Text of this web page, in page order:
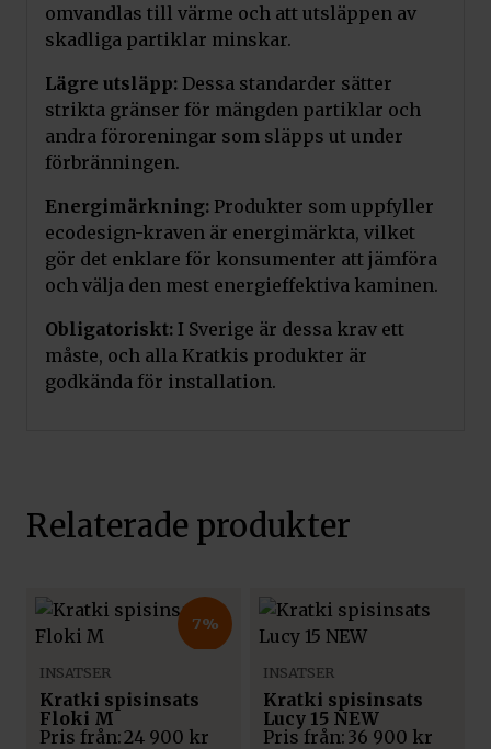
omvandlas till värme och att utsläppen av
skadliga partiklar minskar.
Lägre utsläpp: Dessa standarder sätter
strikta gränser för mängden partiklar och
andra föroreningar som släpps ut under
förbränningen.
Energimärkning: Produkter som uppfyller
ecodesign-kraven är energimärkta, vilket
gör det enklare för konsumenter att jämföra
och välja den mest energieffektiva kaminen.
Obligatoriskt: I Sverige är dessa krav ett
måste, och alla Kratkis produkter är
godkända för installation.
Relaterade produkter
7%
INSATSER
Kratki spisinsats
Floki M
Pris från:24 900 kr
INSATSER
Kratki spisinsats
Lucy 15 NEW
Pris från: 36 900 kr